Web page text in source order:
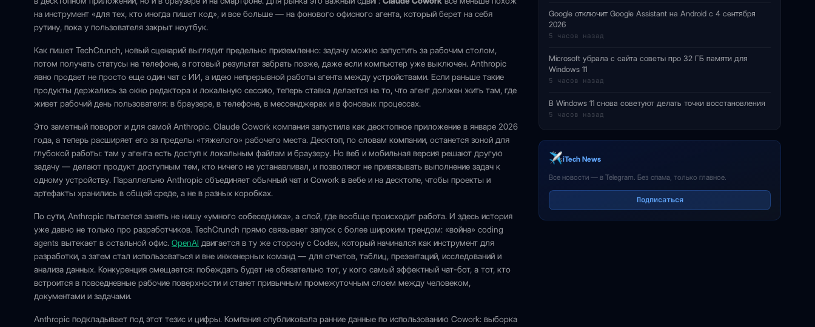
на инструмент «для тех, кто иногда пишет код», и все больше — на фонового офисного агента, который берет на себя
рутину, пока у пользователя закрыт ноутбук.
Как пишет TechCrunch, новый сценарий выглядит предельно приземленно: задачу можно запустить за рабочим столом,
потом получать статусы на телефоне, а готовый результат забрать позже, даже если компьютер уже выключен. Anthropic
явно продает не просто еще один чат с ИИ, а идею непрерывной работы агента между устройствами. Если раньше такие
продукты держались за окно редактора и локальную сессию, теперь ставка делается на то, что агент должен жить там, где
живет рабочий день пользователя: в браузере, в телефоне, в мессенджерах и в фоновых процессах.
Это заметный поворот и для самой Anthropic. Claude Cowork компания запустила как десктопное приложение в январе 2026
года, а теперь расширяет его за пределы «тяжелого» рабочего места. Десктоп, по словам компании, останется зоной для
глубокой работы: там у агента есть доступ к локальным файлам и браузеру. Но веб и мобильная версия решают другую
задачу — делают продукт доступным тем, кто ничего не устанавливал, и позволяют не привязывать выполнение задач к
одному устройству. Параллельно Anthropic объединяет обычный чат и Cowork в вебе и на десктопе, чтобы проекты и
артефакты хранились в общей среде, а не в разных коробках.
По сути, Anthropic пытается занять не нишу «умного собеседника», а слой, где вообще происходит работа. И здесь история
уже давно не только про разработчиков. TechCrunch прямо связывает запуск с более широким трендом: «война» coding
agents вытекает в остальной офис. OpenAI двигается в ту же сторону с Codex, который начинался как инструмент для
разработки, а затем стал использоваться и вне инженерных команд — для отчетов, таблиц, презентаций, исследований и
анализа данных. Конкуренция смещается: побеждать будет не обязательно тот, у кого самый эффектный чат-бот, а тот, кто
встроится в повседневные рабочие поверхности и станет привычным промежуточным слоем между человеком,
документами и задачами.
Anthropic подкладывает под этот тезис и цифры. Компания опубликовала ранние данные по использованию Cowork: выборка
Google отключит Google Assistant на Android с 4 сентября
2026
5 часов назад
Microsoft убрала с сайта советы про 32 ГБ памяти для
Windows 11
5 часов назад
В Windows 11 снова советуют делать точки восстановления
5 часов назад
iTech News
Все новости — в Telegram. Без спама, только главное.
Подписаться